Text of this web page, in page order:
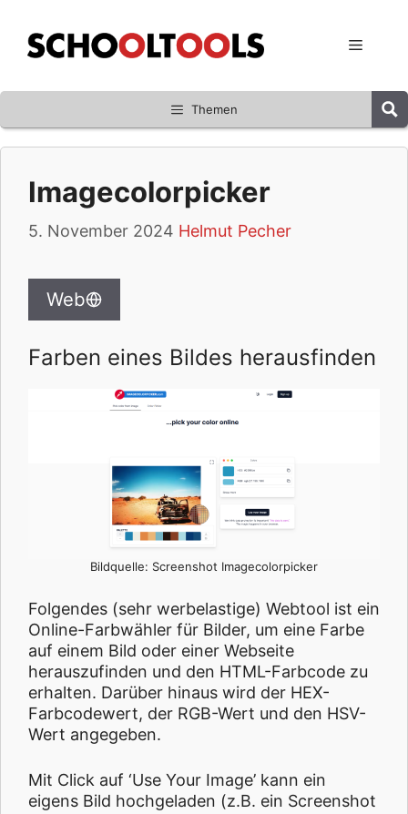
Inhalt
springen
Menü
Themen
Imagecolorpicker
5. November 2024 Helmut Pecher
Web
Farben eines Bildes herausfinden
Bildquelle: Screenshot Imagecolorpicker
Folgendes (sehr werbelastige) Webtool ist ein
Online-Farbwähler für Bilder, um eine Farbe
auf einem Bild oder einer Webseite
herauszufinden und den HTML-Farbcode zu
erhalten. Darüber hinaus wird der HEX-
Farbcodewert, der RGB-Wert und den HSV-
Wert angegeben.
Mit Click auf ‘Use Your Image’ kann ein
eigens Bild hochgeladen (z.B. ein Screenshot